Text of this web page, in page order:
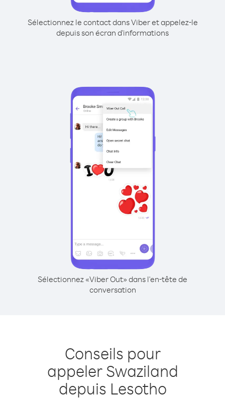
Sélectionnez le contact dans Viber et appelez-le
depuis son écran d'informations
Sélectionnez «Viber Out» dans l'en-tête de
conversation
Conseils pour
appeler Swaziland
depuis Lesotho